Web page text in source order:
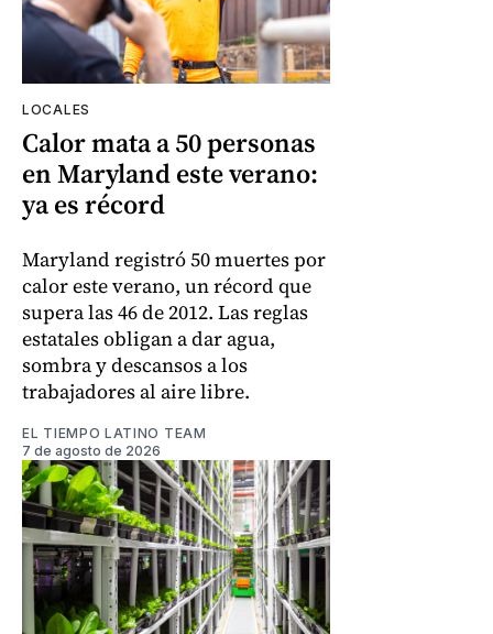
LOCALES
Calor mata a 50 personas
en Maryland este verano:
ya es récord
Maryland registró 50 muertes por
calor este verano, un récord que
supera las 46 de 2012. Las reglas
estatales obligan a dar agua,
sombra y descansos a los
trabajadores al aire libre.
EL TIEMPO LATINO TEAM
7 de agosto de 2026